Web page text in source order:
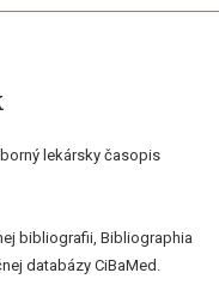
lekársky časopis
bibliografii, Bibliographia
databázy CiBaMed.